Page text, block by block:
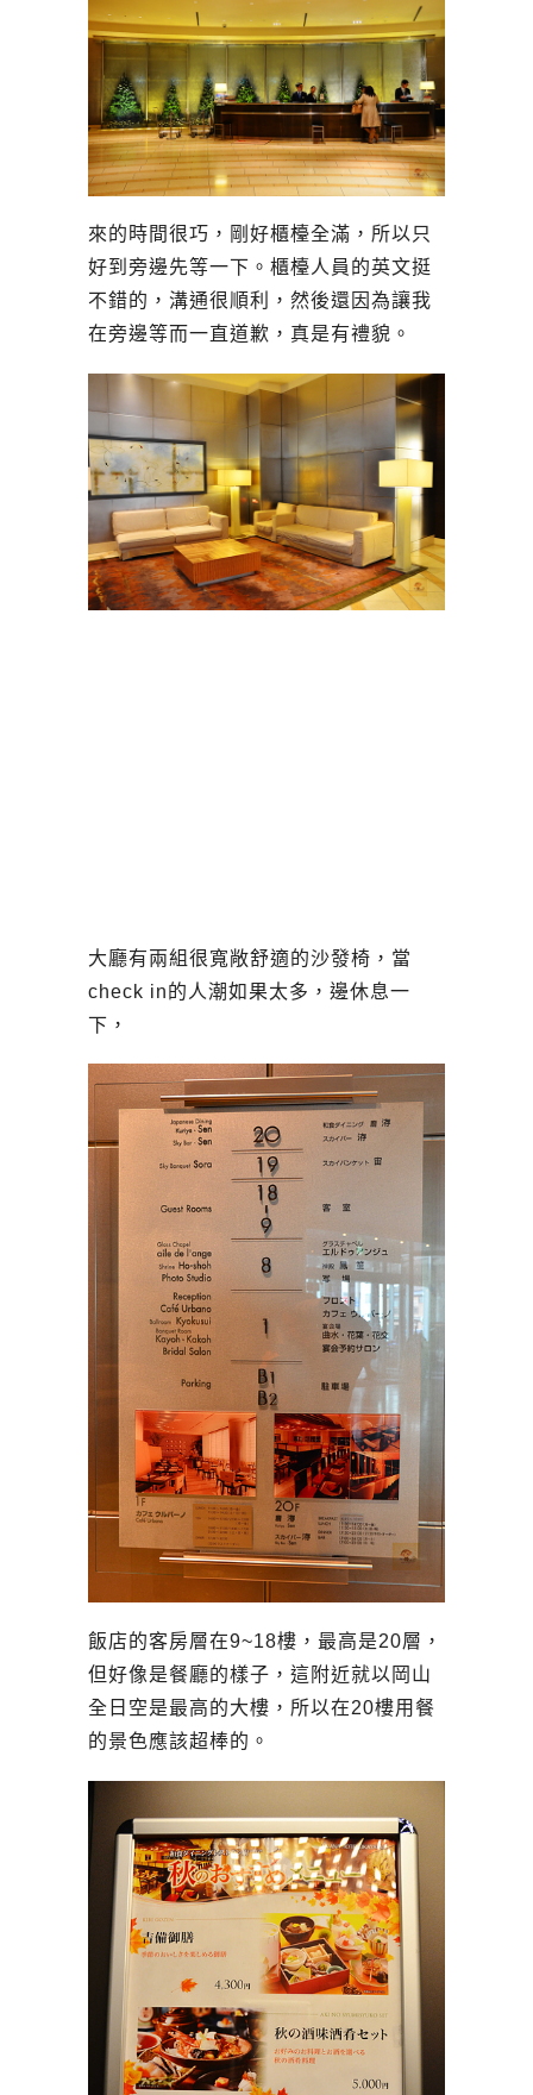
來的時間很巧，剛好櫃檯全滿，所以只
好到旁邊先等一下。櫃檯人員的英文挺
不錯的，溝通很順利，然後還因為讓我
在旁邊等而一直道歉，真是有禮貌。
大廳有兩組很寬敞舒適的沙發椅，當
check in的人潮如果太多，邊休息一
下，
飯店的客房層在9~18樓，最高是20層，
但好像是餐廳的樣子，這附近就以岡山
全日空是最高的大樓，所以在20樓用餐
的景色應該超棒的。